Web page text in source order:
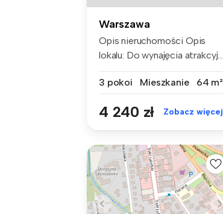
Warszawa
Opis nieruchomości Opis
lokalu: Do wynajęcia atrakcyj...
3 pokoi Mieszkanie 64 m²
4 240 zł Zobacz więcej